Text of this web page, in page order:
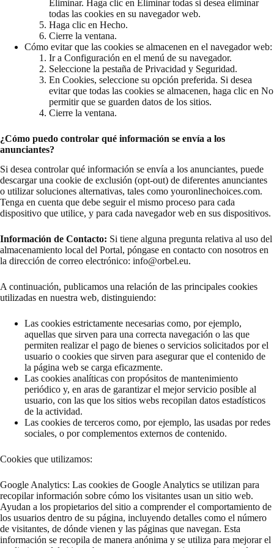
Eliminar. Haga clic en Eliminar todas si desea eliminar
todas las cookies en su navegador web.
Haga clic en Hecho.
Cierre la ventana.
Cómo evitar que las cookies se almacenen en el navegador web:
Ir a Configuración en el menú de su navegador.
Seleccione la pestaña de Privacidad y Seguridad.
En Cookies, seleccione su opción preferida. Si desea
evitar que todas las cookies se almacenen, haga clic en No
permitir que se guarden datos de los sitios.
Cierre la ventana.
¿Cómo puedo controlar qué información se envía a los
anunciantes?
Si desea controlar qué información se envía a los anunciantes, puede
descargar una cookie de exclusión (opt-out) de diferentes anunciantes
o utilizar soluciones alternativas, tales como youronlinechoices.com.
Tenga en cuenta que debe seguir el mismo proceso para cada
dispositivo que utilice, y para cada navegador web en sus dispositivos.
Información de Contacto: Si tiene alguna pregunta relativa al uso del
almacenamiento local del Portal, póngase en contacto con nosotros en
la dirección de correo electrónico: info@orbel.eu.
A continuación, publicamos una relación de las principales cookies
utilizadas en nuestra web, distinguiendo:
Las cookies estrictamente necesarias como, por ejemplo,
aquellas que sirven para una correcta navegación o las que
permiten realizar el pago de bienes o servicios solicitados por el
usuario o cookies que sirven para asegurar que el contenido de
la página web se carga eficazmente.
Las cookies analíticas con propósitos de mantenimiento
periódico y, en aras de garantizar el mejor servicio posible al
usuario, con las que los sitios webs recopilan datos estadísticos
de la actividad.
Las cookies de terceros como, por ejemplo, las usadas por redes
sociales, o por complementos externos de contenido.
Cookies que utilizamos:
Google Analytics: Las cookies de Google Analytics se utilizan para
recopilar información sobre cómo los visitantes usan un sitio web.
Ayudan a los propietarios del sitio a comprender el comportamiento de
los usuarios dentro de su página, incluyendo detalles como el número
de visitantes, de dónde vienen y las páginas que navegan. Esta
información se recopila de manera anónima y se utiliza para mejorar el